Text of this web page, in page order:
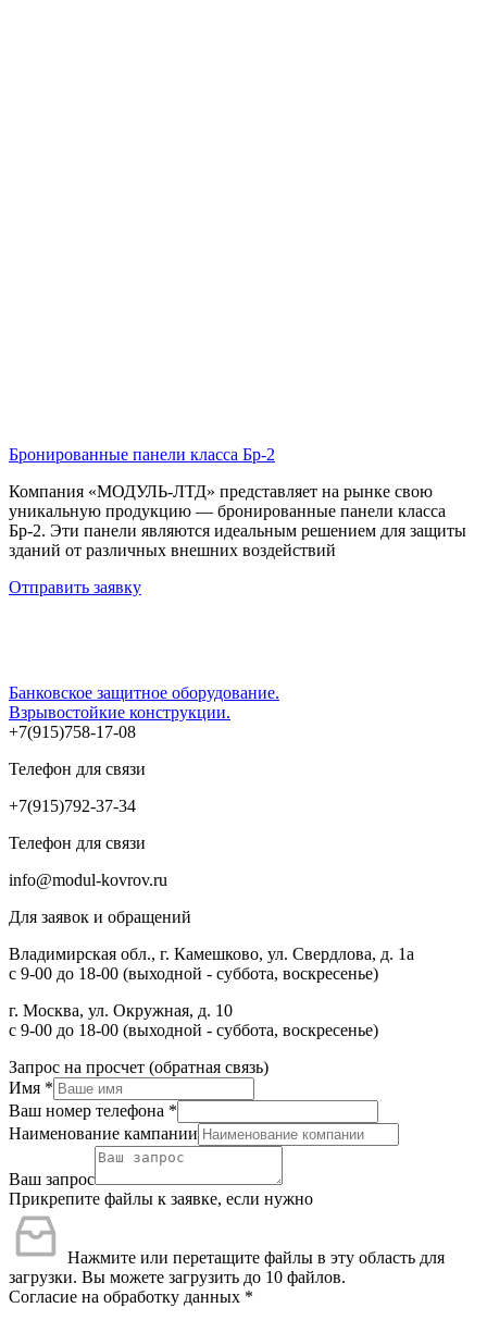
Бронированные панели класса Бр-2
Компания «МОДУЛЬ-ЛТД» представляет на рынке свою
уникальную продукцию — бронированные панели класса
Бр-2. Эти панели являются идеальным решением для защиты
зданий от различных внешних воздействий
Отправить заявку
Банковское защитное оборудование.
Взрывостойкие конструкции.
+7(915)758-17-08
Телефон для связи
+7(915)792-37-34
Телефон для связи
info@modul-kovrov.ru
Для заявок и обращений
Владимирская обл., г. Камешково, ул. Свердлова, д. 1а
с 9-00 до 18-00 (выходной - суббота, воскресенье)
г. Москва, ул. Окружная, д. 10
с 9-00 до 18-00 (выходной - суббота, воскресенье)
Запрос на просчет (обратная связь)
Имя *
Ваш номер телефона *
Наименование кампании
Ваш запрос
Прикрепите файлы к заявке, если нужно
Нажмите или перетащите файлы в эту область для
загрузки. Вы можете загрузить до 10 файлов.
Согласие на обработку данных *